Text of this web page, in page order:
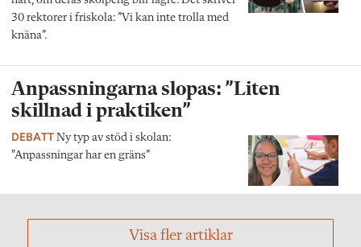
30 rektorer i friskola: ”Vi kan inte trolla med
knäna”.
Anpassningarna slopas: ”Liten
skillnad i praktiken”
DEBATT Ny typ av stöd i skolan:
"Anpassningar har en gräns”
Visa fler artiklar